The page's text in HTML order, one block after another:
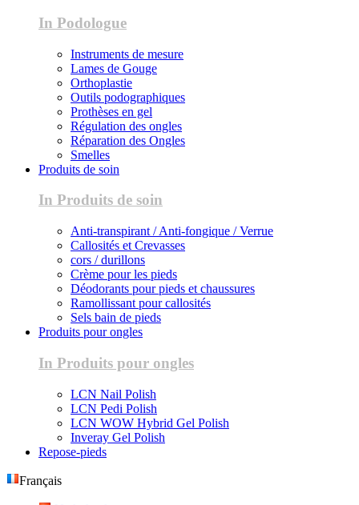
In Podologue
Instruments de mesure
Lames de Gouge
Orthoplastie
Outils podographiques
Prothèses en gel
Régulation des ongles
Réparation des Ongles
Smelles
Produits de soin
In Produits de soin
Anti-transpirant / Anti-fongique / Verrue
Callosités et Crevasses
cors / durillons
Crème pour les pieds
Déodorants pour pieds et chaussures
Ramollissant pour callosités
Sels bain de pieds
Produits pour ongles
In Produits pour ongles
LCN Nail Polish
LCN Pedi Polish
LCN WOW Hybrid Gel Polish
Inveray Gel Polish
Repose-pieds
Français